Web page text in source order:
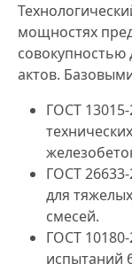
мощностях
актов.
ГОСТ
ГОСТ
для
смесей.
ГОСТ
испытаний